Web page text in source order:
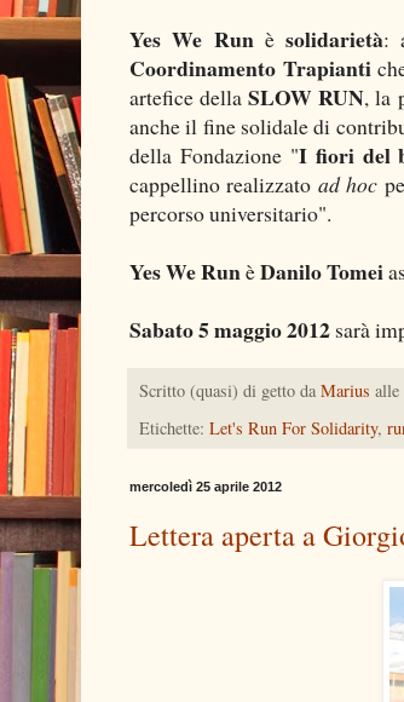
Yes We Run èsolidarietà:
Coordinamento Trapianti
artefice dellaSLOW RUN, la
anche il fine solidale di
della Fondazione "I fiori del
cappellino realizzato ad hoc
percorso universitario".
Yes We RunèDanilo Tomei
Sabato 5 maggio 2012 sarà
Scritto (quasi) di getto da Marius alle
Etichette: Let's Run For Solidarity,
mercoledì 25 aprile 2012
Lettera aperta a